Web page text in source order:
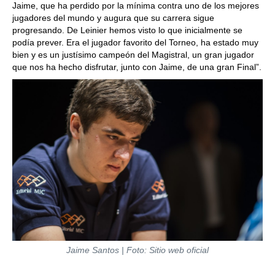
Jaime, que ha perdido por la mínima contra uno de los mejores
jugadores del mundo y augura que su carrera sigue
progresando. De Leinier hemos visto lo que inicialmente se
podía prever. Era el jugador favorito del Torneo, ha estado muy
bien y es un justísimo campeón del Magistral, un gran jugador
que nos ha hecho disfrutar, junto con Jaime, de una gran Final”.
Jaime Santos | Foto: Sitio web oficial